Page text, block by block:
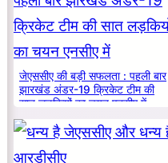
जेएससीए की बड़ी सफलता : पहली बार
झारखंड अंडर-19 क्रिकेट टीम की
सात लड़कियों का चयन एनसीए में